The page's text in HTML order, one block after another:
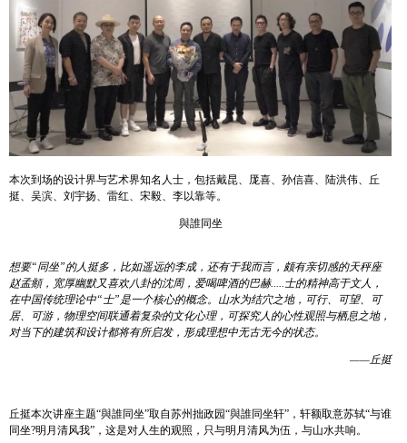
本次到场的设计界与艺术界知名人士，包括戴昆、厐喜、孙信喜、陆洪伟、丘
挺、吴滨、刘宇扬、雷红、宋毅、李以靠等。
與誰同坐
想要“同坐”的人挺多，比如遥远的李成，还有于我而言，颇有亲切感的天秤座
赵孟頫，宽厚幽默又喜欢八卦的沈周，爱喝啤酒的巴赫.....士的精神高于文人，
在中国传统理论中“士”是一个核心的概念。 山水为结穴之地，可行、可望、可
居、可游， 物理空间联通着复杂的文化心理，可探究人的心性观照与栖息之地，
对当下的建筑和设计都将有所启发，形成理想中无古无今的状态。
——丘挺
丘挺本次讲座主题“與誰同坐”取自苏州拙政园“與誰同坐轩”，轩额取意苏轼“与谁
同坐?明月清风我”，这是对人生的观照，只与明月清风为伍，与山水共响。